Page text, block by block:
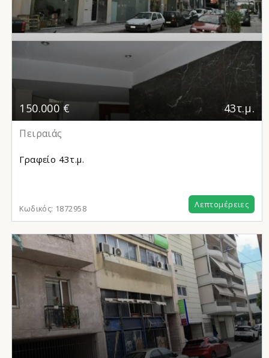
150.000 € 43τ.μ.
Πειραιάς
Γραφείο 43τ.μ.
Κωδικός: 1872958 Λεπτομέρειες